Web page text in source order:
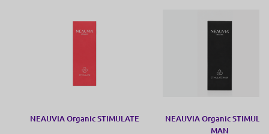
NEAUVIA Organic STIMULATE
NEAUVIA Organic
MAN